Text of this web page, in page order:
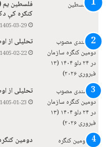
فلسطین یم
کنګره کې
1405-03-29
تحلیلی از
1405-02-22
تحلیلی از
1405-01-23
دومین